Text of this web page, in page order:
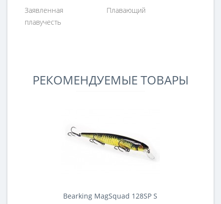
Заявленная
плавучесть
Плавающий
РЕКОМЕНДУЕМЫЕ ТОВАРЫ
Bearking MagSquad 128SP S